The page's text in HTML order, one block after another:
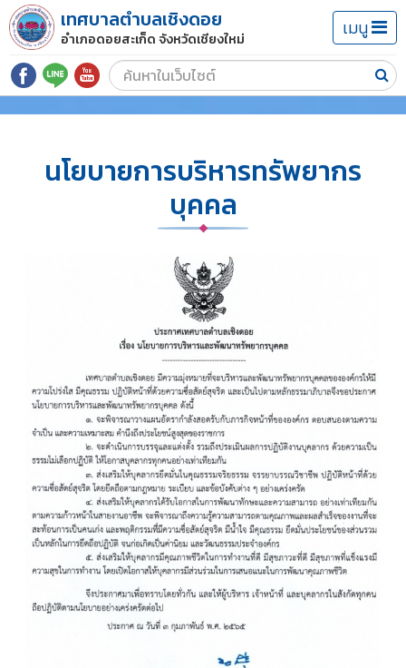
เทศบาลตำบลเชิงดอย
อำเภอดอยสะเก็ด จังหวัดเชียงใหม่ เมนู
นโยบายการบริหารทรัพยากร
บุคคล